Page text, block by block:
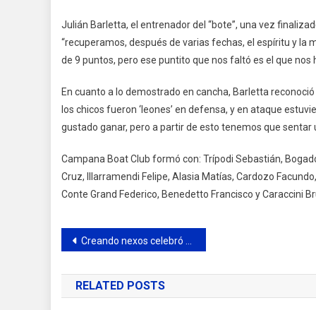
Julián Barletta, el entrenador del “bote”, una vez
“recuperamos, después de varias fechas, el espíritu y
de 9 puntos, pero ese puntito que nos faltó es el que nos
En cuanto a lo demostrado en cancha, Barletta
los chicos fueron ‘leones’ en defensa, y en ataque
gustado ganar, pero a partir de esto tenemos que sentar
Campana Boat Club formó con: Trípodi Sebastián,
Cruz, Illarramendi Felipe, Alasia Matías, Cardozo
Conte Grand Federico, Benedetto Francisco y Caraccini
Navegación
de
entradas
Creando nexos celebró el Día de la niñez junto a niños de la red del programa Punto Bebé
RELATED POSTS